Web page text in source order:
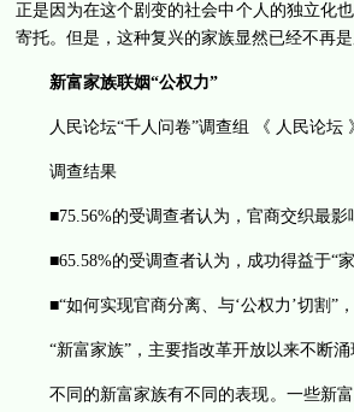
正是因为在这个剧变的社会中个人的独立化
寄托。但是，这种复兴的家族显然已经不再
新富家族联姻“公权力”
人民论坛“千人问卷”调查组 《 人民论坛
调查结果
■75.56%的受调查者认为，官商交织最影
■65.58%的受调查者认为，成功得益于“
■“如何实现官商分离、与‘公权力’切割”
“新富家族”，主要指改革开放以来不断
不同的新富家族有不同的表现。一些新